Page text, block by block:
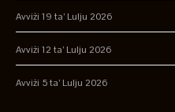
Avviżi 19 ta’ Lulju 2026
Avviżi 12 ta’ Lulju 2026
Avviżi 5 ta’ Lulju 2026